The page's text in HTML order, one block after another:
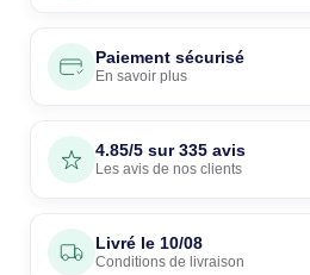
Paiement sécurisé
En savoir plus
4.85/5 sur 335 avis
Les avis de nos clients
Livré le 10/08
Conditions de livraison